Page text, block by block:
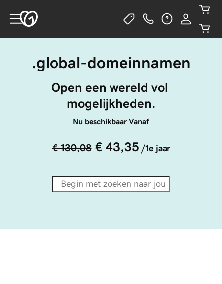
.global-domeinnamen
Open een wereld vol
mogelijkheden.
Nu beschikbaar Vanaf
€ 130,08 € 43,35 /1e jaar